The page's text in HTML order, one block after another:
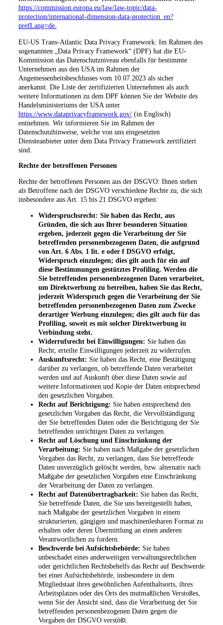
https://commission.europa.eu/law/law-topic/data-
protection/international-dimension-data-protection_en?
prefLang=de.
EU-US Trans-Atlantic Data Privacy Framework: Im Rahmen des
sogenannten „Data Privacy Framework“ (DPF) hat die EU-
Kommission das Datenschutzniveau ebenfalls für bestimmte
Unternehmen aus den USA im Rahmen der
Angemessenheitsbeschlusses vom 10.07.2023 als sicher
anerkannt. Die Liste der zertifizierten Unternehmen als auch
weitere Informationen zu dem DPF können Sie der Website des
Handelsministeriums der USA unter
https://www.dataprivacyframework.gov/(in Englisch)
entnehmen. Wir informieren Sie im Rahmen der
Datenschutzhinweise, welche von uns eingesetzten
Diensteanbieter unter dem Data Privacy Framework zertifiziert
sind.
Rechte der betroffenen Personen
Rechte der betroffenen Personen aus der DSGVO: Ihnen stehen
als Betroffene nach der DSGVO verschiedene Rechte zu, die sich
insbesondere aus Art. 15 bis 21 DSGVO ergeben:
Widerspruchsrecht: Sie haben das Recht, aus
Gründen, die sich aus Ihrer besonderen Situation
ergeben, jederzeit gegen die Verarbeitung der Sie
betreffenden personenbezogenen Daten, die aufgrund
von Art. 6 Abs. 1 lit. e oder f DSGVO erfolgt,
Widerspruch einzulegen; dies gilt auch für ein auf
diese Bestimmungen gestütztes Profiling. Werden die
Sie betreffenden personenbezogenen Daten verarbeitet,
um Direktwerbung zu betreiben, haben Sie das Recht,
jederzeit Widerspruch gegen die Verarbeitung der Sie
betreffenden personenbezogenen Daten zum Zwecke
derartiger Werbung einzulegen; dies gilt auch für das
Profiling, soweit es mit solcher Direktwerbung in
Verbindung steht.
Widerrufsrecht bei Einwilligungen: Sie haben das
Recht, erteilte Einwilligungen jederzeit zu widerrufen.
Auskunftsrecht: Sie haben das Recht, eine Bestätigung
darüber zu verlangen, ob betreffende Daten verarbeitet
werden und auf Auskunft über diese Daten sowie auf
weitere Informationen und Kopie der Daten entsprechend
den gesetzlichen Vorgaben.
Recht auf Berichtigung: Sie haben entsprechend den
gesetzlichen Vorgaben das Recht, die Vervollständigung
der Sie betreffenden Daten oder die Berichtigung der Sie
betreffenden unrichtigen Daten zu verlangen.
Recht auf Löschung und Einschränkung der
Verarbeitung: Sie haben nach Maßgabe der gesetzlichen
Vorgaben das Recht, zu verlangen, dass Sie betreffende
Daten unverzüglich gelöscht werden, bzw. alternativ nach
Maßgabe der gesetzlichen Vorgaben eine Einschränkung
der Verarbeitung der Daten zu verlangen.
Recht auf Datenübertragbarkeit: Sie haben das Recht,
Sie betreffende Daten, die Sie uns bereitgestellt haben,
nach Maßgabe der gesetzlichen Vorgaben in einem
strukturierten, gängigen und maschinenlesbaren Format zu
erhalten oder deren Übermittlung an einen anderen
Verantwortlichen zu fordern.
Beschwerde bei Aufsichtsbehörde: Sie haben
unbeschadet eines anderweitigen verwaltungsrechtlichen
oder gerichtlichen Rechtsbehelfs das Recht auf Beschwerde
bei einer Aufsichtsbehörde, insbesondere in dem
Mitgliedstaat ihres gewöhnlichen Aufenthaltsorts, ihres
Arbeitsplatzes oder des Orts des mutmaßlichen Verstoßes,
wenn Sie der Ansicht sind, dass die Verarbeitung der Sie
betreffenden personenbezogenen Daten gegen die
Vorgaben der DSGVO verstößt.